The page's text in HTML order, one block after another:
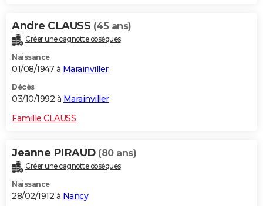
Andre CLAUSS (45 ans)
Créer une cagnotte obsèques
Naissance
01/08/1947 à Marainviller
Décès
03/10/1992 à Marainviller
Famille CLAUSS
Jeanne PIRAUD (80 ans)
Créer une cagnotte obsèques
Naissance
28/02/1912 à Nancy